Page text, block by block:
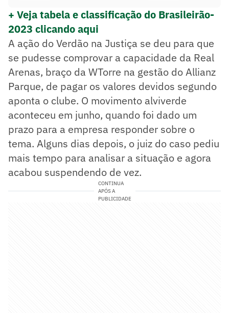
+ Veja tabela e classificação do Brasileirão-
2023 clicando aqui
A ação do Verdão na Justiça se deu para que
se pudesse comprovar a capacidade da Real
Arenas, braço da WTorre na gestão do Allianz
Parque, de pagar os valores devidos segundo
aponta o clube. O movimento alviverde
aconteceu em junho, quando foi dado um
prazo para a empresa responder sobre o
tema. Alguns dias depois, o juiz do caso pediu
mais tempo para analisar a situação e agora
acabou suspendendo de vez.
CONTINUA
APÓS A
PUBLICIDADE